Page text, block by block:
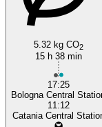
5.32 kg CO2
15 h 38 min
17:25
Bologna Central
11:12
Catania Central